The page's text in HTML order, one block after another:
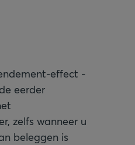
effect -
eerder
zelfs wanneer u
beleggen is